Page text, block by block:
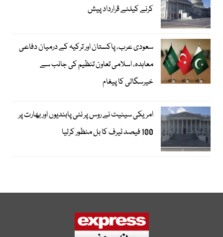
کرنے کیلئے قرارداد پیش
سعودی عرب، پاکستان اور ترکیہ کے درمیان دفاعی
معاہدہ، اسلامی تعاون تنظیم کی جانب سے
خیرسگالی کا پیغام
امریکی سینیٹ نے روس پر نئی پابندیوں اور بھارت پر
100 فیصد ٹیرف کا بل منظور کرلیا